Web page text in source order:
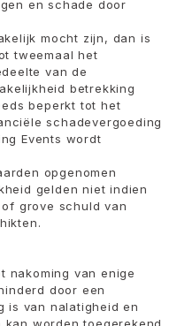
en schade door
mocht zijn, dan is
tweemaal het
van de
betrekking
beperkt tot het
schadevergoeding
Events wordt
opgenomen
gelden niet indien
grove schuld van
nakoming van enige
door een
is van nalatigheid en